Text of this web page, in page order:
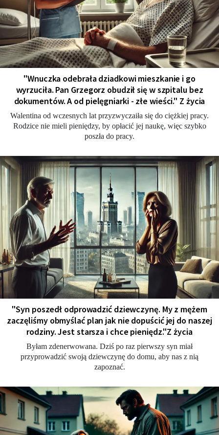
"Wnuczka odebrała dziadkowi mieszkanie i go
wyrzuciła. Pan Grzegorz obudził się w szpitalu bez
dokumentów. A od pielęgniarki - złe wieści." Z życia
Walentina od wczesnych lat przyzwyczaiła się do ciężkiej pracy.
Rodzice nie mieli pieniędzy, by opłacić jej naukę, więc szybko
poszła do pracy.
"Syn poszedł odprowadzić dziewczynę. My z mężem
zaczęliśmy obmyślać plan jak nie dopuścić jej do naszej
rodziny. Jest starsza i chce pieniędz."Z życia
Byłam zdenerwowana. Dziś po raz pierwszy syn miał
przyprowadzić swoją dziewczynę do domu, aby nas z nią
zapoznać.